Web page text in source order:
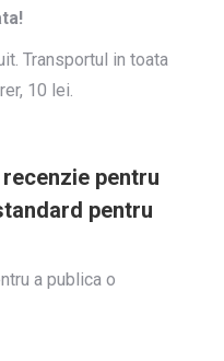
Transportul in toata
10 lei.
pentru
pentru
a publica o